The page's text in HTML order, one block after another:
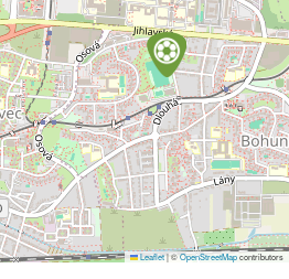
Leaflet|©OpenStreetMapcontributors